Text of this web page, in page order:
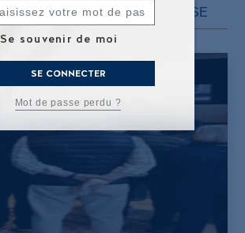
LES SALONS
PRESSE
Se souvenir de moi
SE CONNECTER
Mot de passe perdu ?